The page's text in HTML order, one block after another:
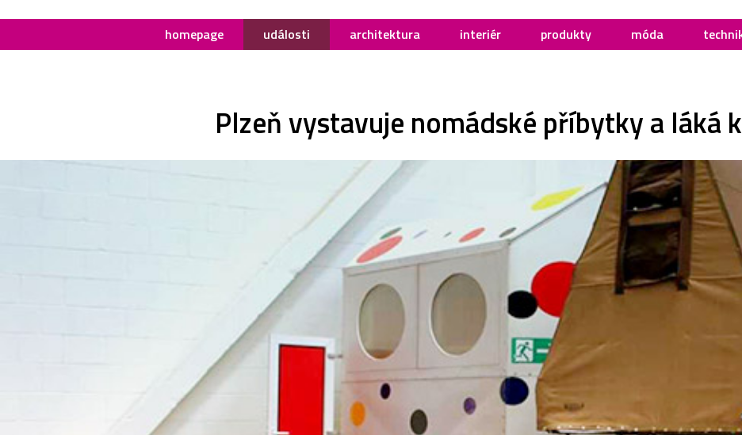
homepage události architektura interiér produkty móda
Plzeň vystavuje nomádské příbytky a láká